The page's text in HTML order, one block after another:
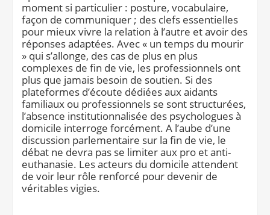
moment si particulier : posture, vocabulaire,
façon de communiquer ; des clefs essentielles
pour mieux vivre la relation à l’autre et avoir des
réponses adaptées. Avec « un temps du mourir
» qui s’allonge, des cas de plus en plus
complexes de fin de vie, les professionnels ont
plus que jamais besoin de soutien. Si des
plateformes d’écoute dédiées aux aidants
familiaux ou professionnels se sont structurées,
l’absence institutionnalisée des psychologues à
domicile interroge forcément. A l’aube d’une
discussion parlementaire sur la fin de vie, le
débat ne devra pas se limiter aux pro et anti-
euthanasie. Les acteurs du domicile attendent
de voir leur rôle renforcé pour devenir de
véritables vigies.